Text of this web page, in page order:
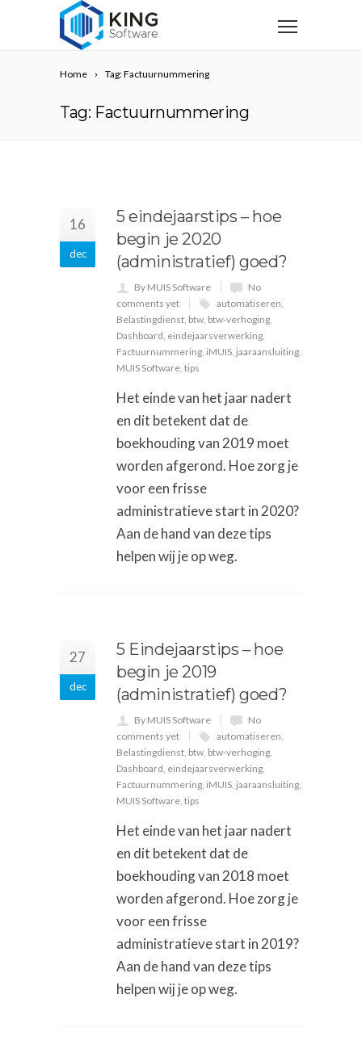
Home Tag: Factuurnummering
Tag: Factuurnummering
16
dec
5 eindejaarstips – hoe
begin je 2020
(administratief) goed?
By MUIS Software
No
comments yet
automatiseren,
Belastingdienst, btw, btw-verhoging,
Dashboard, eindejaarsverwerking,
Factuurnummering, iMUIS, jaaraansluiting,
MUIS Software, tips
Het einde van het jaar nadert
en dit betekent dat de
boekhouding van 2019 moet
worden afgerond. Hoe zorg je
voor een frisse
administratieve start in 2020?
Aan de hand van deze tips
helpen wij je op weg.
27
dec
5 Eindejaarstips – hoe
begin je 2019
(administratief) goed?
By MUIS Software
No
comments yet
automatiseren,
Belastingdienst, btw, btw-verhoging,
Dashboard, eindejaarsverwerking,
Factuurnummering, iMUIS, jaaraansluiting,
MUIS Software, tips
Het einde van het jaar nadert
en dit betekent dat de
boekhouding van 2018 moet
worden afgerond. Hoe zorg je
voor een frisse
administratieve start in 2019?
Aan de hand van deze tips
helpen wij je op weg.